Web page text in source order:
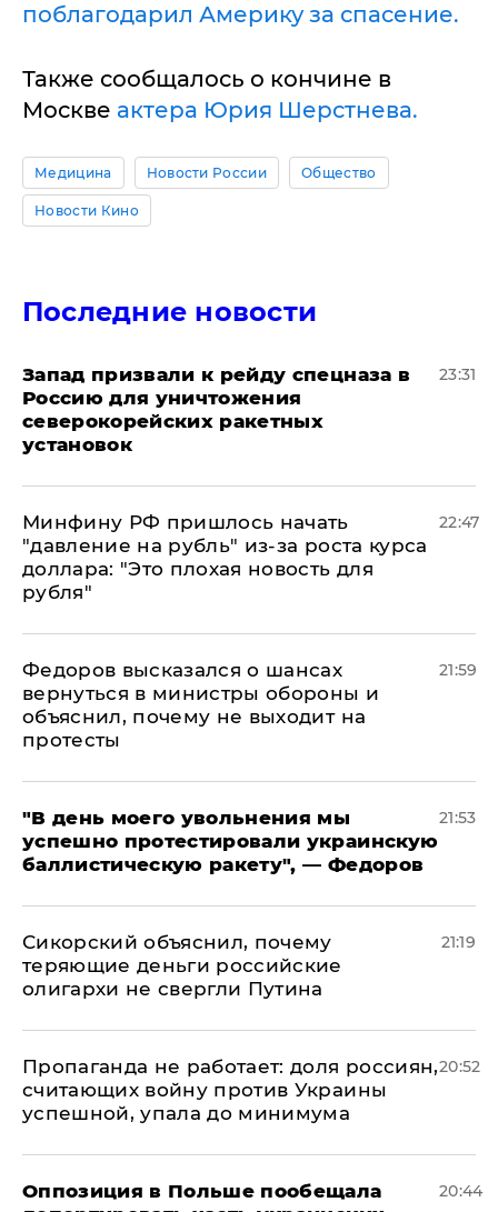
поблагодарил Америку за спасение.
Также сообщалось о кончине в
Москве актера Юрия Шерстнева.
Медицина Новости России Общество
Новости Кино
Последние новости
Запад призвали к рейду спецназа в
Россию для уничтожения
северокорейских ракетных
установок
23:31
Минфину РФ пришлось начать
"давление на рубль" из-за роста курса
доллара: "Это плохая новость для
рубля"
22:47
Федоров высказался о шансах
вернуться в министры обороны и
объяснил, почему не выходит на
протесты
21:59
​"В день моего увольнения мы
успешно протестировали украинскую
баллистическую ракету", — Федоров
21:53
Сикорский объяснил, почему
теряющие деньги российские
олигархи не свергли Путина
21:19
​Пропаганда не работает: доля россиян,
считающих войну против Украины
успешной, упала до минимума
20:52
Оппозиция в Польше пообещала
20:44